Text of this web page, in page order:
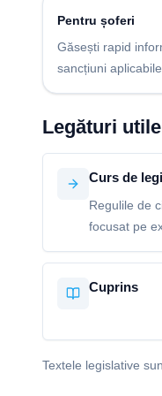
Pentru șoferi
Găsești rapid
sancțiuni
Legături utile
Curs de
Regulile de
focusat pe
Cuprins
Textele legislative